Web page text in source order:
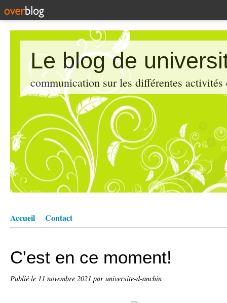
Le blog de
communication sur les différentes
Accueil Contact
C'est en ce moment!
Publié le 11 novembre 2021 par universite-d-anchin